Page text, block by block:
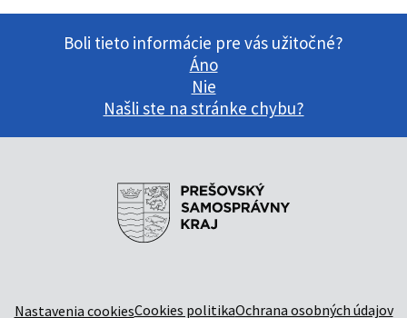
Boli tieto informácie pre vás užitočné?
Áno
Nie
Našli ste na stránke chybu?
Nastavenia cookiesCookies politikaOchrana osobných údajov